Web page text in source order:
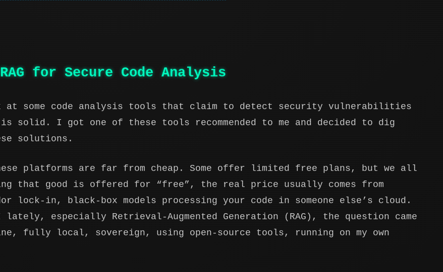
for Secure Code Analysis
at some code analysis tools that claim to detect security vulnerabilities
I got one of these tools recommended to me and decided to dig
solutions.
platforms are far from cheap. Some offer limited free plans, but we all
that good is offered for “free”, the real price usually comes from
lock-in, black-box models processing your code in someone else’s cloud.
especially Retrieval-Augmented Generation (RAG), the question came
fully local, sovereign, using open-source tools, running on my own